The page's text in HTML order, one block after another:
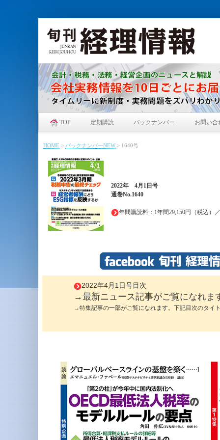
TOP 定期購読 バックナンバー お問い合
HOME > バックナンバーNEW> 1640号
2022年 4月1日 号
通巻No.1640
年間購読料：1年間29,150円（税込）
2022年4月1日号目次
→最新ニュース記事がご覧になれま
→特集記事の一部がご覧になれます。下記目次のタイ